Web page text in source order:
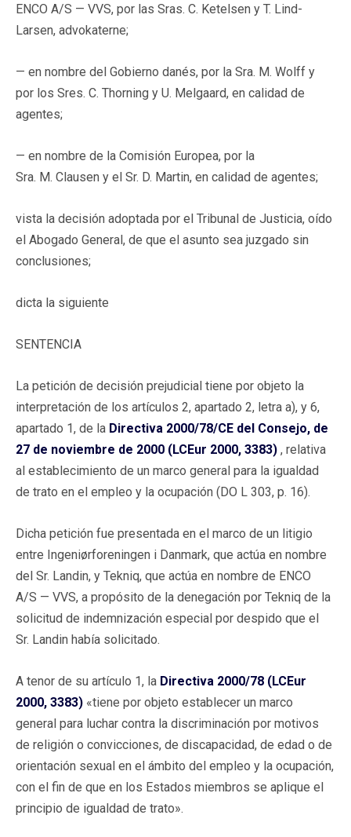
ENCO A/S — VVS, por las Sras. C. Ketelsen y T. Lind-
Larsen, advokaterne;
— en nombre del Gobierno danés, por la Sra. M. Wolff y
por los Sres. C. Thorning y U. Melgaard, en calidad de
agentes;
— en nombre de la Comisión Europea, por la
Sra. M. Clausen y el Sr. D. Martin, en calidad de agentes;
vista la decisión adoptada por el Tribunal de Justicia, oído
el Abogado General, de que el asunto sea juzgado sin
conclusiones;
dicta la siguiente
SENTENCIA
La petición de decisión prejudicial tiene por objeto la
interpretación de los artículos 2, apartado 2, letra a), y 6,
apartado 1, de la Directiva 2000/78/CE del Consejo, de
27 de noviembre de 2000 (LCEur 2000, 3383) , relativa
al establecimiento de un marco general para la igualdad
de trato en el empleo y la ocupación (DO L 303, p. 16).
Dicha petición fue presentada en el marco de un litigio
entre Ingeniørforeningen i Danmark, que actúa en nombre
del Sr. Landin, y Tekniq, que actúa en nombre de ENCO
A/S — VVS, a propósito de la denegación por Tekniq de la
solicitud de indemnización especial por despido que el
Sr. Landin había solicitado.
A tenor de su artículo 1, la Directiva 2000/78 (LCEur
2000, 3383) «tiene por objeto establecer un marco
general para luchar contra la discriminación por motivos
de religión o convicciones, de discapacidad, de edad o de
orientación sexual en el ámbito del empleo y la ocupación,
con el fin de que en los Estados miembros se aplique el
principio de igualdad de trato».